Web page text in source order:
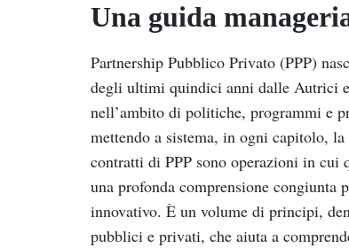
Una guida
Partnership Pubblico Privato (PPP)
degli ultimi quindici anni dalle Autrici
nell’ambito di politiche, programmi e
mettendo a sistema, in ogni capitolo,
contratti di PPP sono operazioni in cui
una profonda comprensione
innovativo. È un volume di principi,
pubblici e privati, che aiuta a